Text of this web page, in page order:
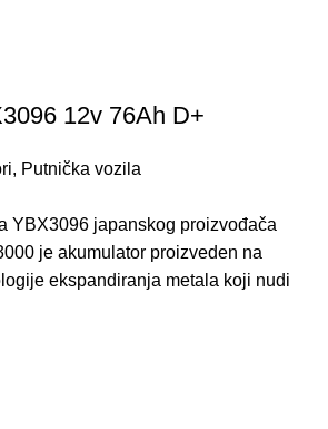
12v 76Ah D+
, Putnička vozila
YBX3096 japanskog proizvođača
je akumulator proizveden na
ekspandiranja metala koji nudi